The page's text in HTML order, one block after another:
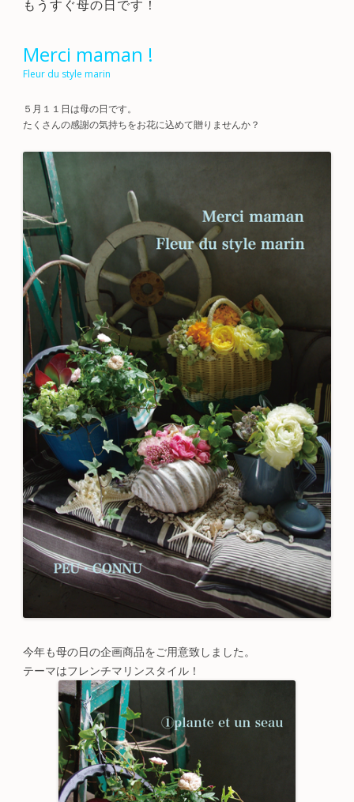
もうすぐ母の日です！
Merci maman !
Fleur du style marin
５月１１日は母の日です。
たくさんの感謝の気持ちをお花に込めて贈りませんか？
今年も母の日の企画商品をご用意致しました。
テーマはフレンチマリンスタイル！